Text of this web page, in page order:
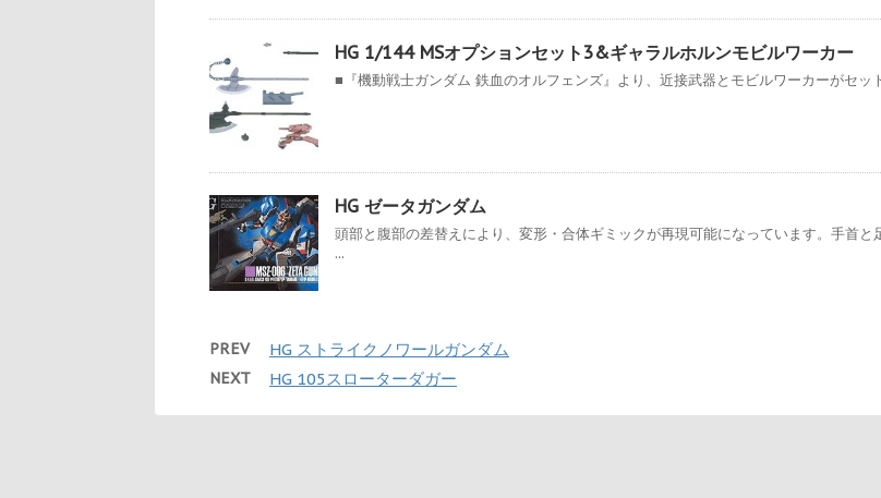
HG 1/144 MSオプションセット3&ギャラルホルンモビルワーカー
■『機動戦士ガンダム 鉄血のオルフェンズ』より、近接武器とモビルワーカーがセッ
HG ゼータガンダム
頭部と腹部の差替えにより、変形・合体ギミックが再現可能になっています。手首と
...
PREV HG ストライクノワールガンダム
NEXT HG 105スローターダガー